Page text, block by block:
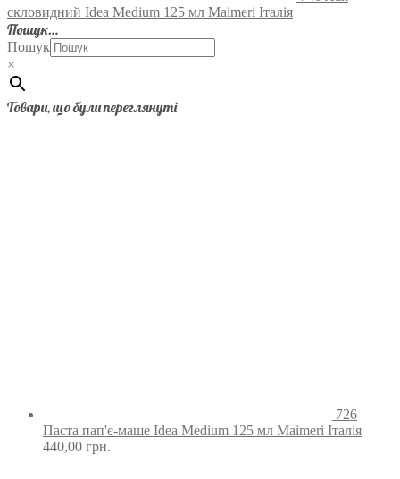
скловидний Idea Medium 125 мл Maimeri Італія
Пошук…
Пошук
×
Товари, що були переглянуті
726
Паста пап'є-маше Idea Medium 125 мл Maimeri Італія
440,00 грн.